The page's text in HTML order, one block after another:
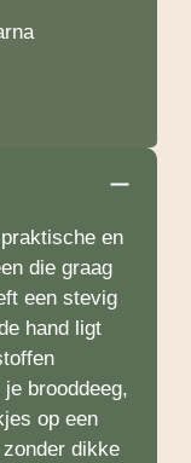
en
die graag
een stevig
hand ligt
brooddeeg,
op een
dikke